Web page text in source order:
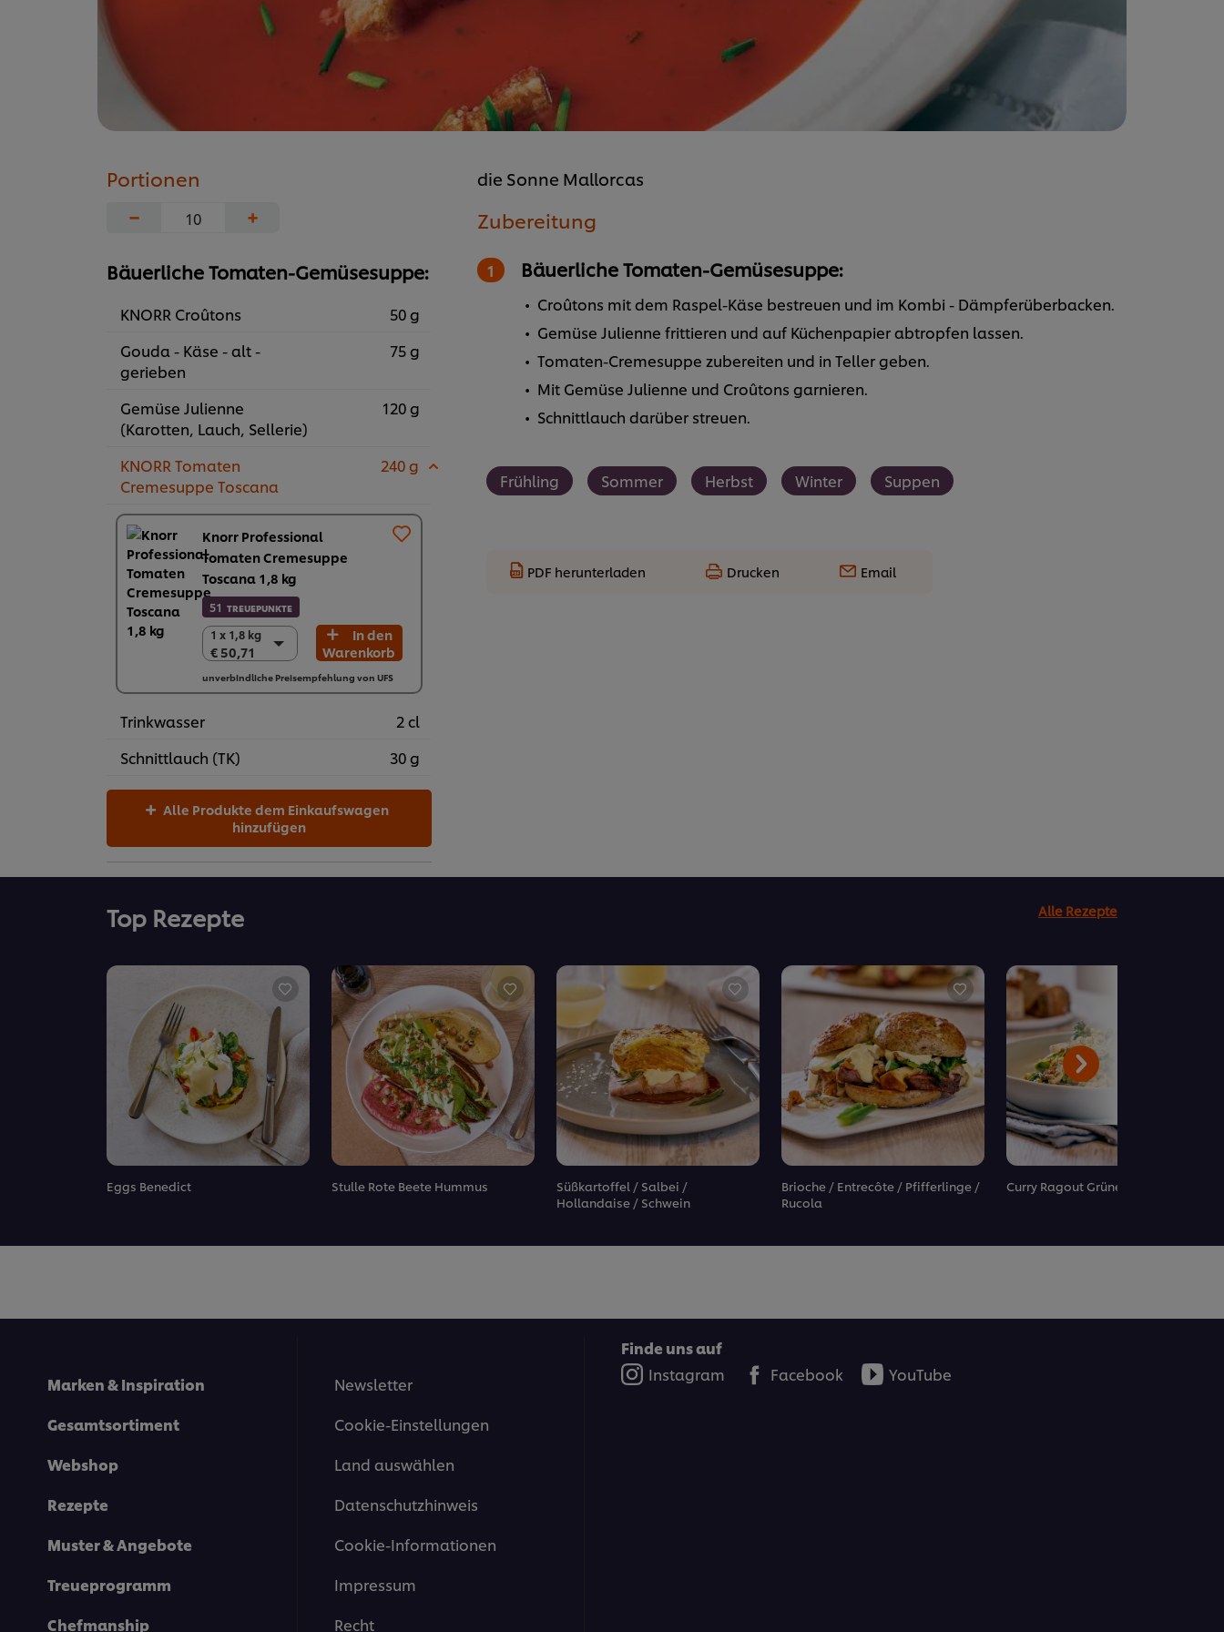
Portionen
−
+
Bäuerliche Tomaten-Gemüsesuppe:
KNORR Croûtons
50 g
Gouda - Käse - alt -
gerieben
75 g
Gemüse Julienne
(Karotten, Lauch, Sellerie)
120 g
KNORR Tomaten
Cremesuppe Toscana
240 g
Knorr Professional
Tomaten Cremesuppe
Toscana 1,8 kg
51 TREUEPUNKTE
1 x 1,8 kg
€ 50,71
1 x 1,8 kg
€ 50,71
6 x 1,8 kg
€ 304,26
In den
Warenkorb
unverbindliche Preisempfehlung von UFS
Trinkwasser
2 cl
Schnittlauch (TK)
30 g
hinzufügen
die Sonne Mallorcas
Zubereitung
Bäuerliche Tomaten-Gemüsesuppe:
Croûtons mit dem Raspel-Käse bestreuen und im Kombi - Dämpferüberbacken.
Gemüse Julienne frittieren und auf Küchenpapier abtropfen lassen.
Tomaten-Cremesuppe zubereiten und in Teller geben.
Mit Gemüse Julienne und Croûtons garnieren.
Schnittlauch darüber streuen.
Frühling Sommer Herbst Winter Suppen
PDF herunterladen Drucken Email
Top Rezepte Alle Rezepte
Eggs Benedict Stulle Rote Beete Hummus
Süßkartoffel / Salbei /
Hollandaise / Schwein
Brioche / Entrecôte / Pfifferlinge /
Rucola
Curry Ragout Grüner Spargel
Marken & Inspiration
Gesamtsortiment
Webshop
Rezepte
Muster & Angebote
Treueprogramm
Chefmanship
Newsletter
Cookie-Einstellungen
Land auswählen
Datenschutzhinweis
Cookie-Informationen
Impressum
Recht
Finde uns auf
Instagram
Facebook YouTube